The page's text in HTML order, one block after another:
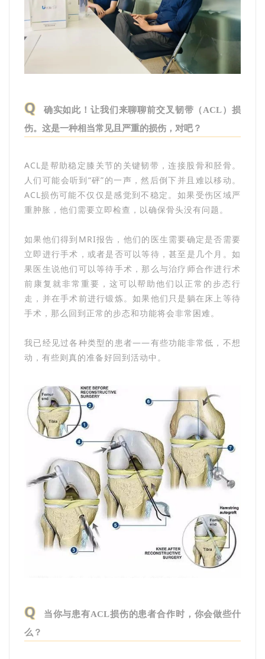
Q
确实如此！让我们来聊聊前交叉韧带（ACL）损
伤。这是一种相当常见且严重的损伤，对吧？
ACL是帮助稳定膝关节的关键韧带，连接股骨和胫骨。
人们可能会听到“砰”的一声，然后倒下并且难以移动。
ACL损伤可能不仅仅是感觉到不稳定。如果受伤区域严
重肿胀，他们需要立即检查，以确保骨头没有问题。
如果他们得到MRI报告，他们的医生需要确定是否需要
立即进行手术，或者是否可以等待，甚至是几个月。如
果医生说他们可以等待手术，那么与治疗师合作进行术
前康复就非常重要，这可以帮助他们以正常的步态行
走，并在手术前进行锻炼。如果他们只是躺在床上等待
手术，那么回到正常的步态和功能将会非常困难。
我已经见过各种类型的患者——有些功能非常低，不想
动，有些则真的准备好回到活动中。
Q
当你与患有ACL损伤的患者合作时，你会做些什
么？